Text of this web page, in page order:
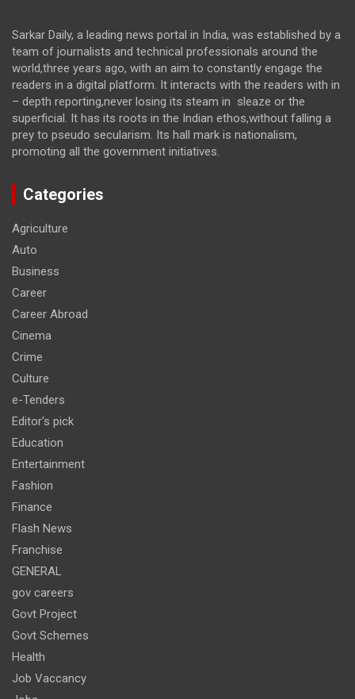
Sarkar Daily, a leading news portal in India, was established by a
team of journalists and technical professionals around the
world,three years ago, with an aim to constantly engage the
readers in a digital platform. It interacts with the readers with in
– depth reporting,never losing its steam in sleaze or the
superficial. It has its roots in the Indian ethos,without falling a
prey to pseudo secularism. Its hall mark is nationalism,
promoting all the government initiatives.
Categories
Agriculture
Auto
Business
Career
Career Abroad
Cinema
Crime
Culture
e-Tenders
Editor's pick
Education
Entertainment
Fashion
Finance
Flash News
Franchise
GENERAL
gov careers
Govt Project
Govt Schemes
Health
Job Vaccancy